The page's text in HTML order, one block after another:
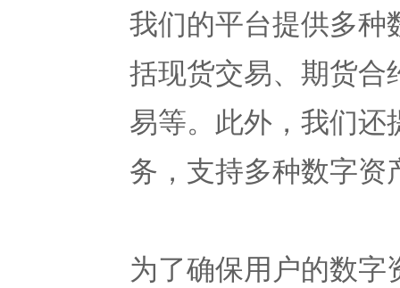
我们的平台提供多
括现货交易、期货
易等。此外，我们
务，支持多种数字
为了确保用户的数